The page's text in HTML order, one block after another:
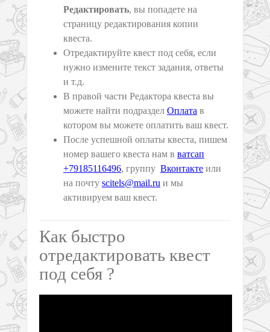
Редактировать , вы попадете на
страницу редактирования копии
квеста.
Отредактируйте квест под себя, если
нужно измените текст задания, ответы
и т.д.
В правой части Редактора квеста вы
можете найти подраздел Оплата в
котором вы можете оплатить ваш квест.
После успешной оплаты квеста, пишем
номер вашего квеста нам в ватсап
+79185116496 , группу Вконтакте или
на почту scitels@mail.ru и мы
активируем ваш квест.
Как быстро
отредактировать квест
под себя ?